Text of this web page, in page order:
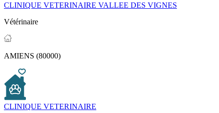
CLINIQUE VETERINAIRE VALLEE DES VIGNES
Vétérinaire
AMIENS (80000)
CLINIQUE VETERINAIRE